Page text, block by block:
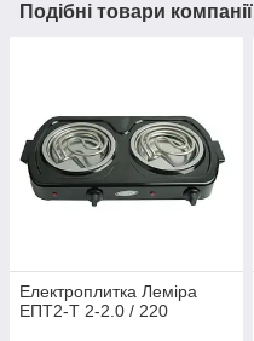
Подібні товари компанії
Електроплитка Леміра
ЕПТ2-Т 2-2.0 / 220